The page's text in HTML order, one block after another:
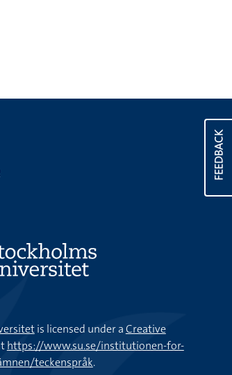
FEEDBACK
is licensed under aCreative
https://www.su.se/institutionen-for-
teckenspråk.